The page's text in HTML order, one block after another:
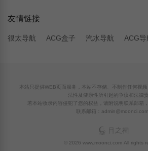
友情链接
很太导航 ACG盒子 汽水导航 ACG导
本站只提供WEB页面服务，本站不存储、不制作任何视频
法性及健康性所引起的争议和法律责
若本站收录内容侵犯了您的权益，请附说明联系邮箱
联系邮箱：admin@moonci.com
© 2026 www.moonci.com All rights